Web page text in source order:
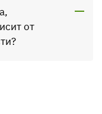
от